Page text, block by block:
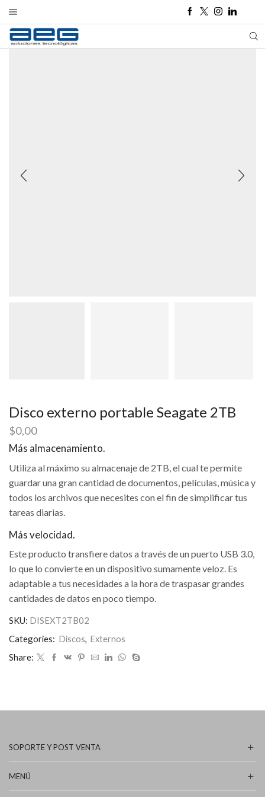
Disco externo portable Seagate 2TB
$0,00
Más almacenamiento.
Utiliza al máximo su almacenaje de 2TB, el cual te permite
guardar una gran cantidad de documentos, películas, música y
todos los archivos que necesites con el fin de simplificar tus
tareas diarias.
Más velocidad.
Este producto transfiere datos a través de un puerto USB 3.0,
lo que lo convierte en un dispositivo sumamente veloz. Es
adaptable a tus necesidades a la hora de traspasar grandes
cantidades de datos en poco tiempo.
SKU: DISEXT2TB02
Categories: Discos, Externos
Share:
SOPORTE Y POST VENTA
MENÚ